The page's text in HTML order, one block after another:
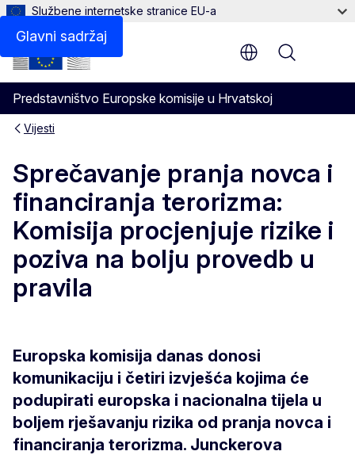
Glavni sadržaj
Službene internetske stranice EU-a
Predstavništvo Europske komisije u Hrvatskoj
Menu
Vijesti
Sprečavanje pranja novca i
financiranja terorizma:
Komisija procjenjuje rizike i
poziva na bolju provedb u
pravila
Europska komisija danas donosi
komunikaciju i četiri izvješća kojima će
podupirati europska i nacionalna tijela u
boljem rješavanju rizika od pranja novca i
financiranja terorizma. Junckerova